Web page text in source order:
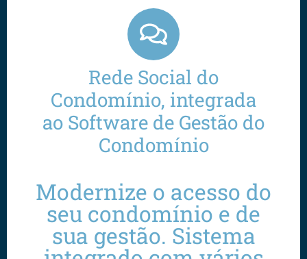
Rede Social do
Condomínio, integrada
ao Software de Gestão do
Condomínio
Modernize o acesso do
seu condomínio e de
sua gestão. Sistema